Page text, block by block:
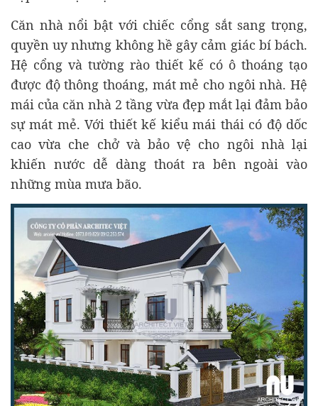
Căn nhà nổi bật với chiếc cổng sắt sang trọng,
quyền uy nhưng không hề gây cảm giác bí bách.
Hệ cổng và tường rào thiết kế có ô thoáng tạo
được độ thông thoáng, mát mẻ cho ngôi nhà. Hệ
mái của căn nhà 2 tầng vừa đẹp mắt lại đảm bảo
sự mát mẻ. Với thiết kế kiểu mái thái có độ dốc
cao vừa che chở và bảo vệ cho ngôi nhà lại
khiến nước dễ dàng thoát ra bên ngoài vào
những mùa mưa bão.